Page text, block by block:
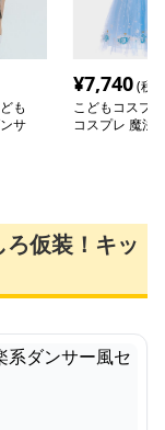
も
サ
¥7,740(税
こどもコスプ
コスプレ 魔法
仮装！キッ